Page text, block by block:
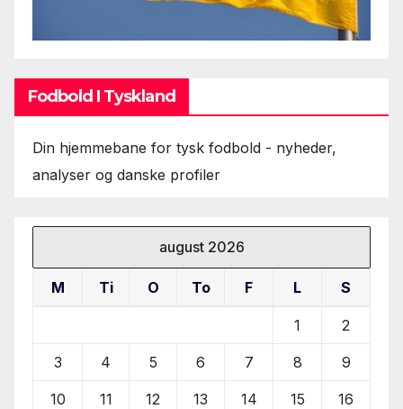
Fodbold I Tyskland
Din hjemmebane for tysk fodbold - nyheder,
analyser og danske profiler
august 2026
M Ti O To F L S
1 2
3 4 5 6 7 8 9
10 11 12 13 14 15 16